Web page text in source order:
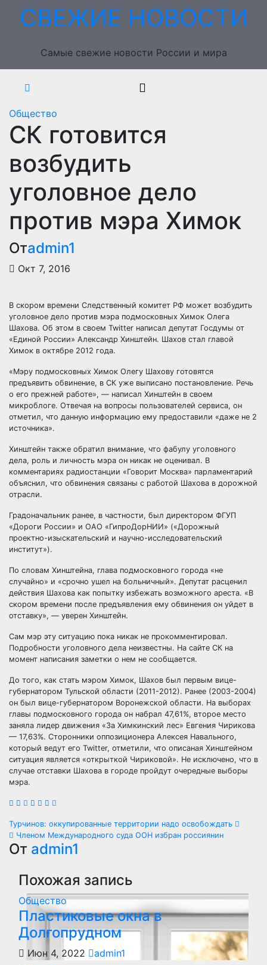
ПерейтиСВЕЖИЕ НОВОСТИ
Самые свежие новости России и мира
Общество
СК готовится
возбудить
уголовное дело
против мэра Химок
Отadmin1
Окт 7, 2016
В скором времени Следственный комитет РФ может возбудить
уголовное дело против мэра подмосковных Химок Олега
Шахова. Об этом в своем Twitter написал депутат Госдумы от
«Единой России» Александр Хинштейн. Шахов стал главой
Химок в октябре 2012 года.
«Мэру подмосковных Химок Олегу Шахову готовятся
предъявить обвинение, в СК уже выписано постановление. Речь
о его прежней работе», — написал Хинштейн в своем
микроблоге. Отвечая на вопросы пользователей сервиса, он
отметил, что данную информацию ему предоставили «даже не 2
источника».
Хинштейн также обратил внимание, что фабулу уголовного
дела, роль и личность мэра он никак не оценивал. В
комментариях радиостанции «Говорит Москва» парламентарий
объяснил, что обвинения связаны с работой Шахова в дорожной
отрасли.
Градоначальник ранее, в частности, был директором ФГУП
«Дороги России» и ОАО «ГипроДорНИИ» («Дорожный
проектно-изыскательский и научно-исследовательский
институт»).
По словам Хинштейна, глава подмосковного города «не
случайно» и «срочно ушел на больничный». Депутат расценил
действия Шахова как попытку избежать возможного ареста. «В
скором времени после предъявления ему обвинения он уйдет в
отставку», — уверен Хинштейн.
Сам мэр эту ситуацию пока никак не прокомментировал.
Подробности уголовного дела неизвестны. На сайте СК на
момент написания заметки о нем не сообщается.
До того, как стать мэром Химок, Шахов был первым вице-
губернатором Тульской области (2011-2012). Ранее (2003-2004)
он был вице-губернатором Воронежской области. На выборах
главы подмосковного города он набрал 47,61%, второе место
заняла лидер движения «За Химкинский лес» Евгения Чирикова
— 17,63%. Сторонники оппозиционера Алексея Навального,
который ведут его Twitter, отметили, что описаная Хинштейном
ситуация является «открыткой Чириковой». Не исключено, что в
случае отставки Шахова в городе пройдут очередные выборы
мэра.
Навигация
по
записям
Турчинов: оккупированные территории надо освобождать
Членом Международного суда ООН избран россиянин
От admin1
Похожая запись
Общество
Пластиковые окна в
Долгопрудном
Июн 4, 2022
admin1